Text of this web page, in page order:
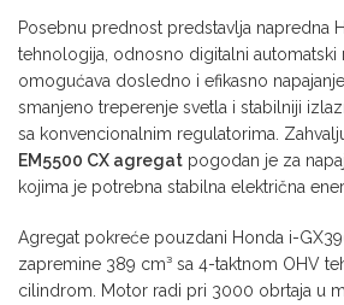
Posebnu prednost predstavlja napredna
tehnologija, odnosno digitalni automatski
omogućava dosledno i efikasno
smanjeno treperenje svetla i stabilniji
sa konvencionalnim regulatorima.
EM5500 CX agregat pogodan je za
kojima je potrebna stabilna električna
Agregat pokreće pouzdani Honda i-
zapremine 389 cm³ sa 4-taktnom OHV
cilindrom. Motor radi pri 3000 obrtaja u